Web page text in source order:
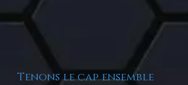
Tenons le cap ensemble